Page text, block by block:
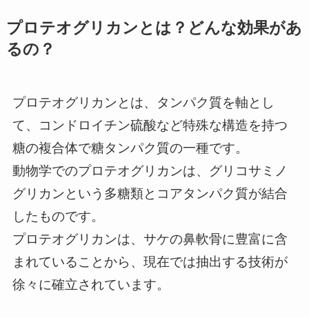
プロテオグリカンとは？どんな効果があ
るの？
プロテオグリカンとは、タンパク質を軸とし
て、コンドロイチン硫酸など特殊な構造を持つ
糖の複合体で糖タンパク質の一種です。
動物学でのプロテオグリカンは、グリコサミノ
グリカンという多糖類とコアタンパク質が結合
したものです。
プロテオグリカンは、サケの鼻軟骨に豊富に含
まれていることから、現在では抽出する技術が
徐々に確立されています。